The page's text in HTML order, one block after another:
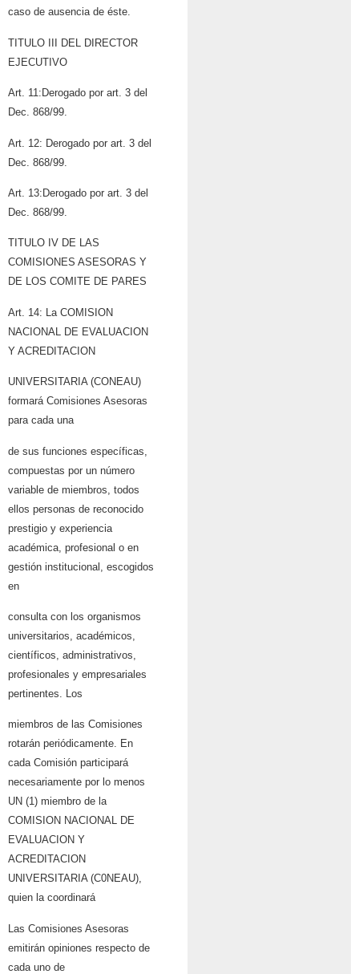
caso de ausencia de éste.
TITULO III DEL DIRECTOR
EJECUTIVO
Art. 11:Derogado por art. 3 del
Dec. 868/99.
Art. 12: Derogado por art. 3 del
Dec. 868/99.
Art. 13:Derogado por art. 3 del
Dec. 868/99.
TITULO IV DE LAS
COMISIONES ASESORAS Y
DE LOS COMITE DE PARES
Art. 14: La COMISION
NACIONAL DE EVALUACION
Y ACREDITACION
UNIVERSITARIA (CONEAU)
formará Comisiones Asesoras
para cada una
de sus funciones específicas,
compuestas por un número
variable de miembros, todos
ellos personas de reconocido
prestigio y experiencia
académica, profesional o en
gestión institucional, escogidos
en
consulta con los organismos
universitarios, académicos,
científicos, administrativos,
profesionales y empresariales
pertinentes. Los
miembros de las Comisiones
rotarán periódicamente. En
cada Comisión participará
necesariamente por lo menos
UN (1) miembro de la
COMISION NACIONAL DE
EVALUACION Y
ACREDITACION
UNIVERSITARIA (C0NEAU),
quien la coordinará
Las Comisiones Asesoras
emitirán opiniones respecto de
cada uno de